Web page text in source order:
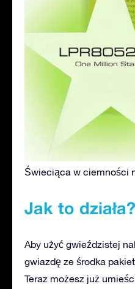
Świeciąca w ciemności
Jak to działa?
Aby użyć gwieździstej
gwiazdę ze środka
Teraz możesz już